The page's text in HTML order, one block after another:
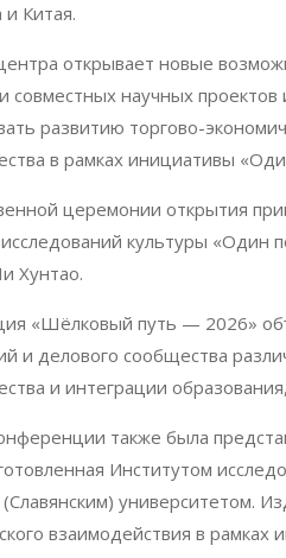
и Китая.
открывает новые
совместных научных
развитию торгово-
в рамках инициативы
церемонии открытия
культуры «Один
Хунтао.
«Шёлковый путь — 2026»
и делового сообщества
и интеграции
также была
Институтом
университетом.
взаимодействия в